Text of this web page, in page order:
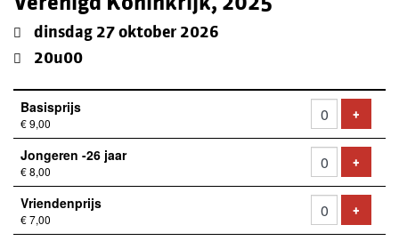
dinsdag 27 oktober 2026
20u00
Aantal
Basisprijs
€ 9,00
+
Jongeren -26 jaar
€ 8,00
+
Vriendenprijs
€ 7,00
+